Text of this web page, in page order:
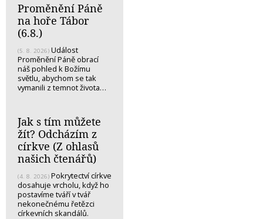
Proměnění Páně
na hoře Tábor
(6.8.)
(5. 8. 2026) Událost
Proměnění Páně obrací
náš pohled k Božímu
světlu, abychom se tak
vymanili z temnot života…
Jak s tím můžete
žít? Odcházím z
církve (Z ohlasů
našich čtenářů)
(4. 8. 2026) Pokrytectví církve
dosahuje vrcholu, když ho
postavíme tváří v tvář
nekonečnému řetězci
církevních skandálů.